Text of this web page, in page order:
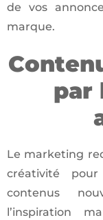
de vos
marque.
par
Le marketing
créativité
contenus
l’inspiration